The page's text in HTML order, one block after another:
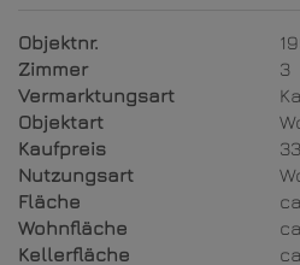
Objektnr.
Zimmer
3
Vermarktungsart
Objektart
Kaufpreis
Nutzungsart
Fläche
Wohnfläche
Kellerfläche